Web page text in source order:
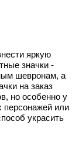
яркую
значки -
шевронам, а
на заказ
но особенно у
или
украсить